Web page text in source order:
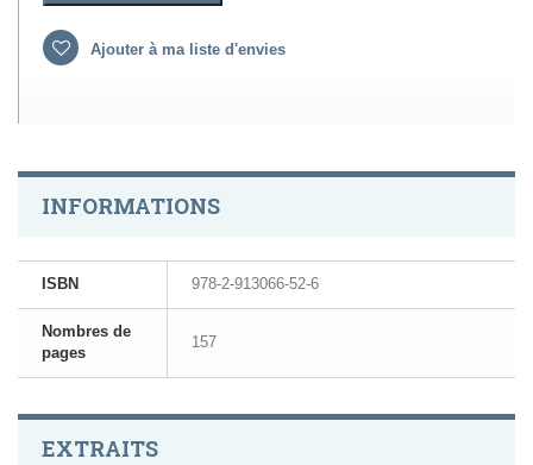
Ajouter à ma liste d'envies
INFORMATIONS
ISBN 978-2-913066-52-6
Nombres de
pages
157
EXTRAITS